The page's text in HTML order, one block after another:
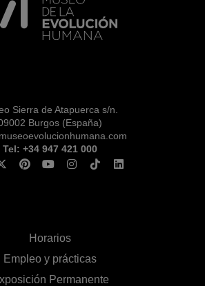
Sierra de Atapuerca s/n.
Burgos (España)
Tel: +34 947 421 000
Horarios
Empleo y prácticas
Permanente